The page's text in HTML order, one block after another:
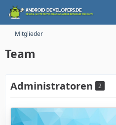
Mitglieder
Team
Administratoren 2